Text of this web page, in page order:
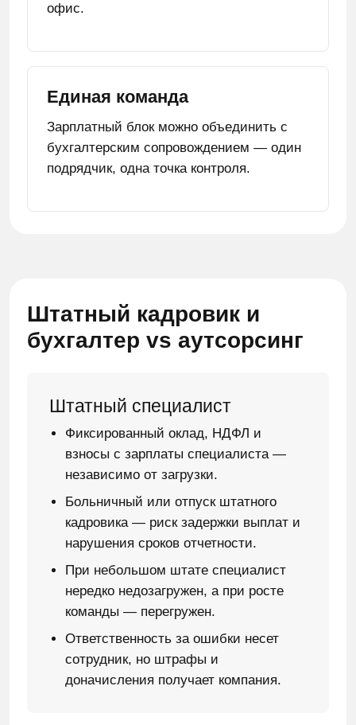
офис.
Единая команда
Зарплатный блок можно объединить с
бухгалтерским сопровождением — один
подрядчик, одна точка контроля.
Штатный кадровик и
бухгалтер vs аутсорсинг
Штатный специалист
Фиксированный оклад, НДФЛ и
взносы с зарплаты специалиста —
независимо от загрузки.
Больничный или отпуск штатного
кадровика — риск задержки выплат и
нарушения сроков отчетности.
При небольшом штате специалист
нередко недозагружен, а при росте
команды — перегружен.
Ответственность за ошибки несет
сотрудник, но штрафы и
доначисления получает компания.